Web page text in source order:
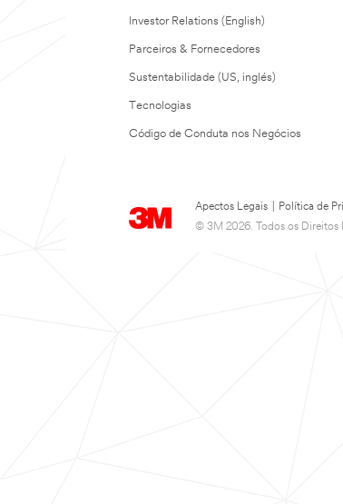
Investor Relations (English)
Parceiros & Fornecedores
Sustentabilidade (US, inglés)
Tecnologias
Código de Conduta nos Negócios
Apectos Legais Política de
© 3M 2026. Todos os Direitos